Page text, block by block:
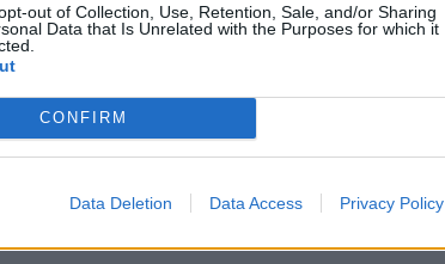
out of Collection, Use, Retention, Sale, and/or Sharing
Data that Is Unrelated with the Purposes for which it
CONFIRM
Data Deletion Data Access Privacy Policy